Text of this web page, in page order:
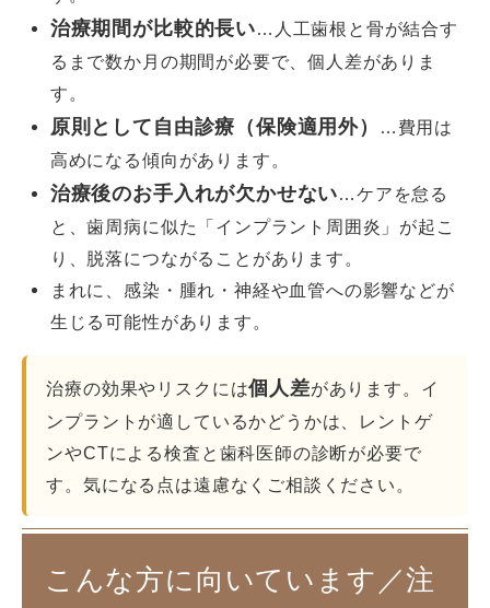
治療期間が比較的長い…人工歯根と骨が結合す
るまで数か月の期間が必要で、個人差がありま
す。
原則として自由診療（保険適用外）
…費用は
高めになる傾向があります。
治療後のお手入れが欠かせない…ケアを怠る
と、歯周病に似た「インプラント周囲炎」が起こ
り、脱落につながることがあります。
まれに、感染・腫れ・神経や血管への影響などが
生じる可能性があります。
治療の効果やリスクには個人差があります。イ
ンプラントが適しているかどうかは、レントゲ
ンやCTによる検査と歯科医師の診断が必要で
す。気になる点は遠慮なくご相談ください。
こんな方に向いています／注